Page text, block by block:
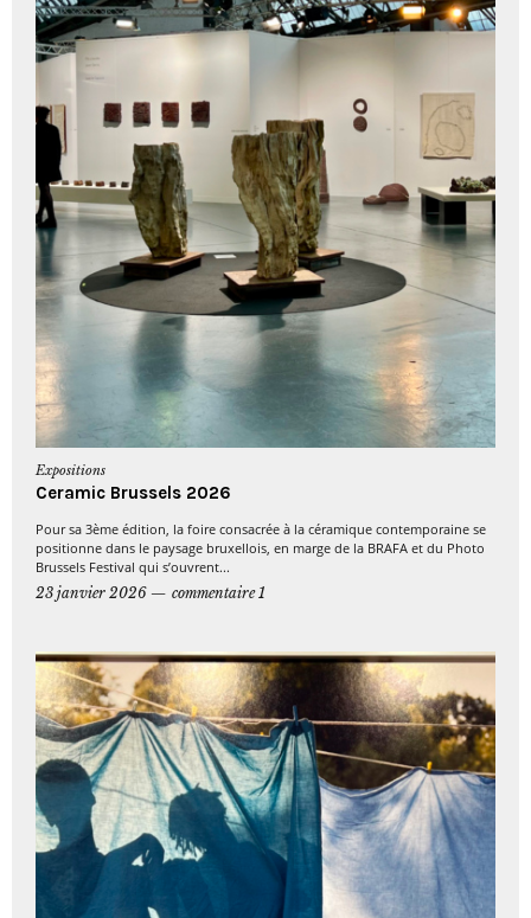
Expositions
Ceramic Brussels 2026
Pour sa 3ème édition, la foire consacrée à la céramique contemporaine se
positionne dans le paysage bruxellois, en marge de la BRAFA et du Photo
Brussels Festival qui s’ouvrent...
23 janvier 2026
commentaire 1